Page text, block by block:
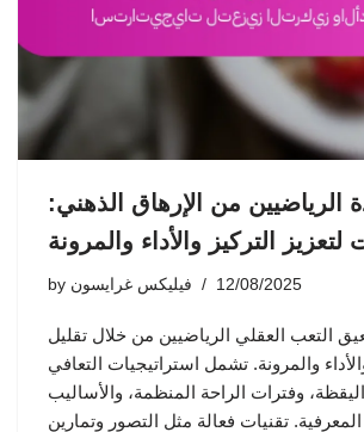
الرياضيين من الإرهاق الذهني:
لتعزيز التركيز والأداء والمرونة
by فيليكس غرايسون 12/08/2025
التعب العقلي الرياضيين من خلال تقليل
والمرونة. تشمل استراتيجيات التعافي
وفترات الراحة المنظمة، والأساليب
تقنيات فعالة مثل التصور وتمارين